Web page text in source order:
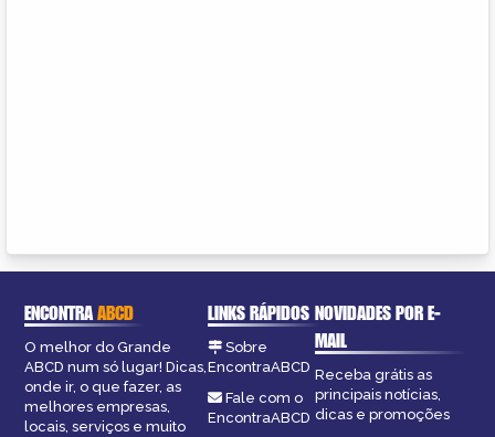
ENCONTRAABCD
O melhor do Grande
ABCD num só lugar! Dicas,
onde ir, o que fazer, as
melhores empresas,
locais, serviços e muito
LINKS RÁPIDOS
Sobre
EncontraABCD
Fale com o
EncontraABCD
NOVIDADES POR E-
MAIL
Receba grátis as
principais notícias,
dicas e promoções